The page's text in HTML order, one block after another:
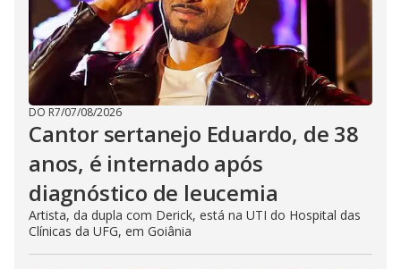
DO R7/07/08/2026
Cantor sertanejo Eduardo, de 38
anos, é internado após
diagnóstico de leucemia
Artista, da dupla com Derick, está na UTI do Hospital das
Clínicas da UFG, em Goiânia